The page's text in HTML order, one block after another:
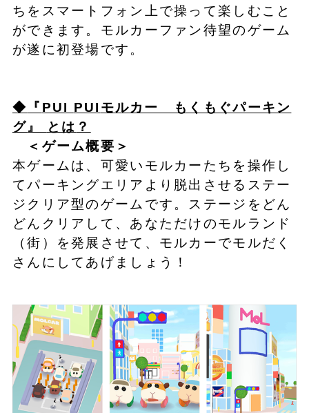
ちをスマートフォン上で操って楽しむこと
ができます。モルカーファン待望のゲーム
が遂に初登場です。
◆ 『 PUI PUI モルカー もくもぐパーキン
グ』 とは ？
＜ゲーム概要＞
本ゲームは、可愛いモルカーたちを操作し
てパーキングエリアより脱出させるステー
ジクリア型のゲームです。ステージをどん
どんクリアして、あなただけのモルランド
（街）を発展させて、モルカーでモルだく
さんにしてあげましょう！